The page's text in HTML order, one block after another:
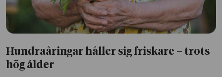
Hundraåringar håller sig friskare – trots
hög ålder